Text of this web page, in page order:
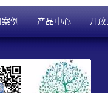
例 产品中心 开放